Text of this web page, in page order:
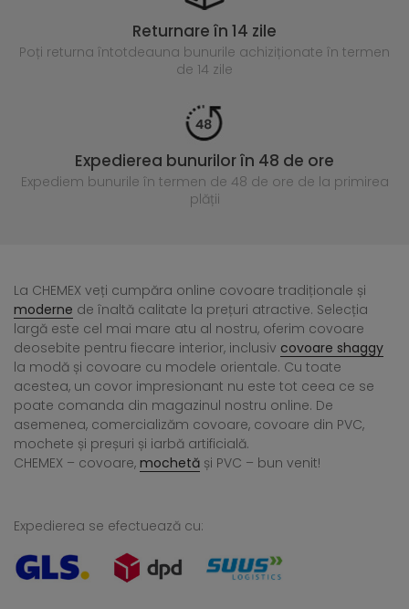
Returnare în 14 zile
Poți returna întotdeauna bunurile achiziționate în termen
de 14 zile
Expedierea bunurilor în 48 de ore
Expediem bunurile în termen de 48 de ore de la primirea
plății
La CHEMEX veți cumpăra online covoare tradiționale și
moderne de înaltă calitate la prețuri atractive. Selecția
largă este cel mai mare atu al nostru, oferim covoare
deosebite pentru fiecare interior, inclusiv covoare shaggy
la modă și covoare cu modele orientale. Cu toate
acestea, un covor impresionant nu este tot ceea ce se
poate comanda din magazinul nostru online. De
asemenea, comercializăm covoare, covoare din PVC,
mochete și preșuri și iarbă artificială.
CHEMEX – covoare, mochetă și PVC – bun venit!
Expedierea se efectuează cu: